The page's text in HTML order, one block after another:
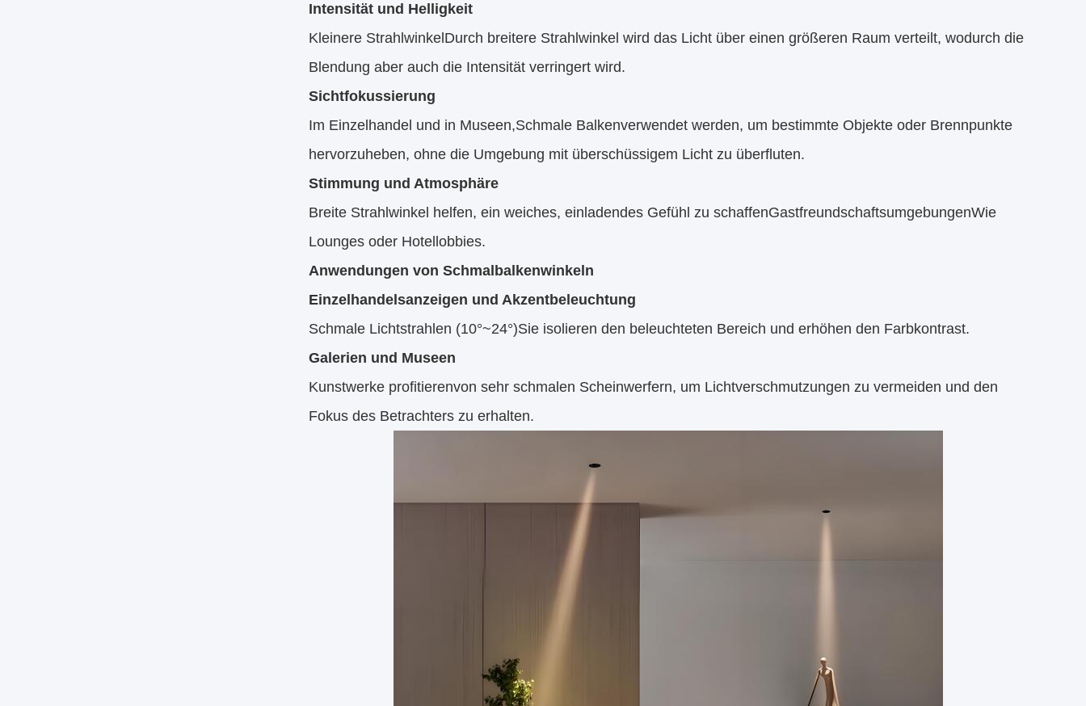
Intensität und Helligkeit
Kleinere Strahlwinkel Durch breitere Strahlwinkel wird das Licht über einen größeren Raum verteilt, wodurch die
Blendung aber auch die Intensität verringert wird.
Sichtfokussierung
Im Einzelhandel und in Museen,Schmale Balkenverwendet werden, um bestimmte Objekte oder Brennpunkte
hervorzuheben, ohne die Umgebung mit überschüssigem Licht zu überfluten.
Stimmung und Atmosphäre
Breite Strahlwinkel helfen, ein weiches, einladendes Gefühl zu schaffenGastfreundschaftsumgebungenWie
Lounges oder Hotellobbies.
Anwendungen von Schmalbalkenwinkeln
Einzelhandelsanzeigen und Akzentbeleuchtung
Schmale Lichtstrahlen (10°~24°)Sie isolieren den beleuchteten Bereich und erhöhen den Farbkontrast.
Galerien und Museen
Kunstwerke profitierenvon sehr schmalen Scheinwerfern, um Lichtverschmutzungen zu vermeiden und den
Fokus des Betrachters zu erhalten.